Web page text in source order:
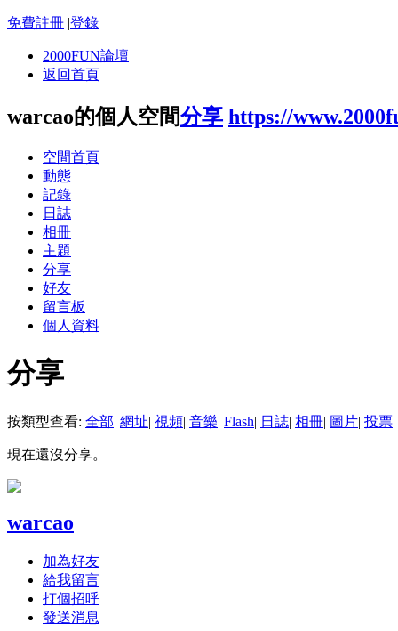
免費註冊 |登錄
2000FUN論壇
返回首頁
warcao的個人空間分享 https://
空間首頁
動態
記錄
日誌
相冊
主題
分享
好友
留言板
個人資料
分享
按類型查看: 全部| 網址| 視頻| 音樂| Flash| 日誌| 相冊| 圖片| 投票|
現在還沒分享。
warcao
加為好友
給我留言
打個招呼
發送消息